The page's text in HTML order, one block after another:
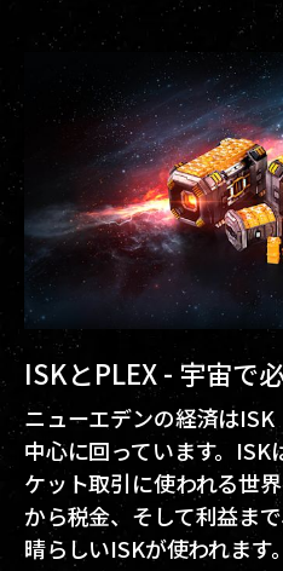
ISKとPLEX - 宇宙で
ニューエデンの経済は
中心に回っています。ISK
ケット取引に使われる世
から税金、そして利益ま
晴らしいISKが使われます。